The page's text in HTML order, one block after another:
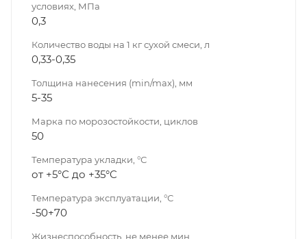
условиях, МПа
0,3
Количество воды на 1 кг сухой смеси, л
0,33-0,35
Толщина нанесения (min/max), мм
5-35
Марка по морозостойкости, циклов
50
Температура укладки, °С
от +5°С до +35°C
Температура эксплуатации, °С
-50+70
Жизнеспособность, не менее мин